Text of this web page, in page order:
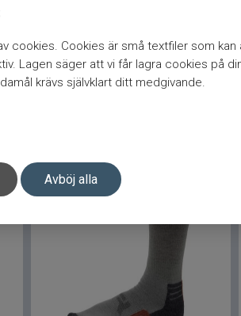
cookies. Cookies är små textfiler som
Lagen säger att vi får lagra cookies på
krävs självklart ditt medgivande.
Avböj alla